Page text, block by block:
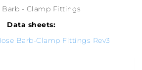
Barb - Clamp Fittings
Data sheets:
Barb-Clamp Fittings Rev3